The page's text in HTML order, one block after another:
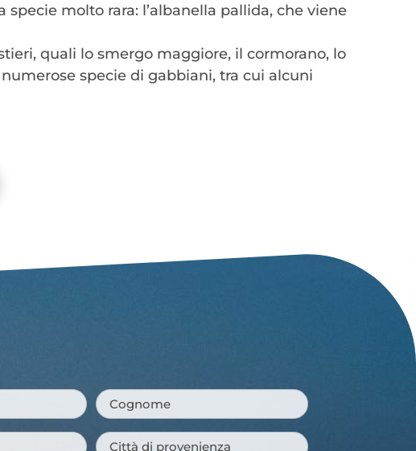
molto rara: l’albanella pallida, che viene
quali lo smergo maggiore, il cormorano, lo
specie di gabbiani, tra cui alcuni
Cognome *
Città